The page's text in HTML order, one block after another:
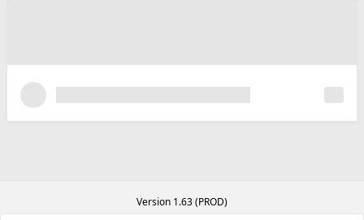
Version 1.63 (PROD)